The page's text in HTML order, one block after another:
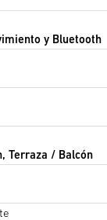
y Bluetooth
Terraza / Balcón